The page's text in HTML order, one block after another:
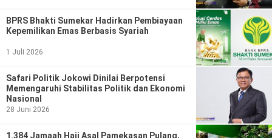
BPRS Bhakti Sumekar Hadirkan Pembiayaan
Kepemilikan Emas Berbasis Syariah
1 Juli 2026
Safari Politik Jokowi Dinilai Berpotensi
Memengaruhi Stabilitas Politik dan Ekonomi
Nasional
28 Juni 2026
1.384 Jamaah Haji Asal Pamekasan Pulang,